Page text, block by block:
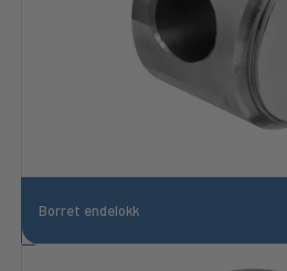
Borret endelokk